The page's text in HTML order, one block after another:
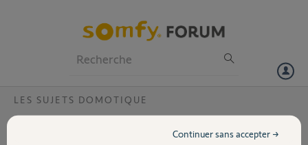
Volet
LES SUJETS DOMOTIQUE
Erreur sur boîtier en planification?
Continuer sans accepter →